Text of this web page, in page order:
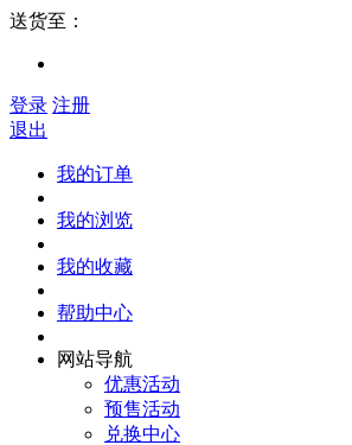
送货至：
登录 注册
退出
我的订单
我的浏览
我的收藏
帮助中心
网站导航
优惠活动
预售活动
兑换中心